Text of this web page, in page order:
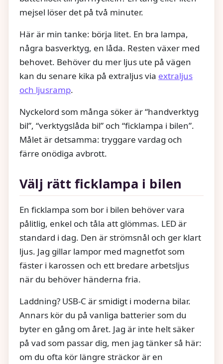
mejsel löser det på två minuter.
Här är min tanke: börja litet. En bra lampa,
några basverktyg, en låda. Resten växer med
behovet. Behöver du mer ljus ute på vägen
kan du senare kika på extraljus via extraljus
och ljusramp.
Nyckelord som många söker är “handverktyg
bil”, “verktygslåda bil” och “ficklampa i bilen”.
Målet är detsamma: tryggare vardag och
färre onödiga avbrott.
Välj rätt ficklampa i bilen
En ficklampa som bor i bilen behöver vara
pålitlig, enkel och tåla att glömmas. LED är
standard i dag. Den är strömsnål och ger klart
ljus. Jag gillar lampor med magnetfot som
fäster i karossen och ett bredare arbetsljus
när du behöver händerna fria.
Laddning? USB‑C är smidigt i moderna bilar.
Annars kör du på vanliga batterier som du
byter en gång om året. Jag är inte helt säker
på vad som passar dig, men jag tänker så här:
om du ofta kör längre sträckor är en